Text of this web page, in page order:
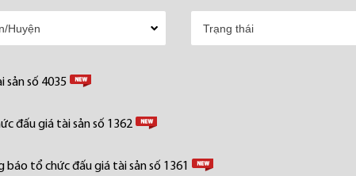
số 4035
đấu giá tài sản số 1362
báo tổ chức đấu giá tài sản số 1361